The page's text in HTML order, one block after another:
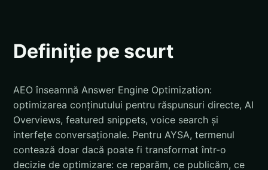
Definiție pe scurt
AEO înseamnă Answer Engine Optimization:
optimizarea conținutului pentru răspunsuri directe, AI
Overviews, featured snippets, voice search și
interfețe conversaționale. Pentru AYSA, termenul
contează doar dacă poate fi transformat într-o
decizie de optimizare: ce reparăm, ce publicăm, ce